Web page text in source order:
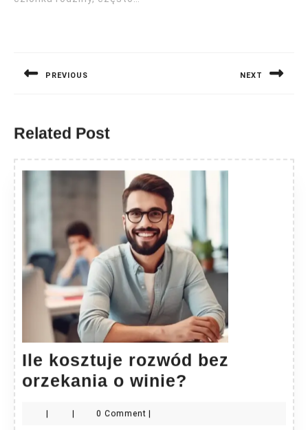
PREVIOUS NEXT
Related Post
Ile kosztuje rozwód bez
orzekania o winie?
| | 0 Comment |